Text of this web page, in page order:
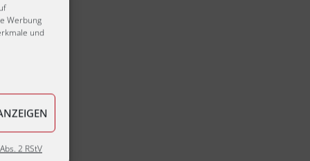
Werbung
und
2 RStV